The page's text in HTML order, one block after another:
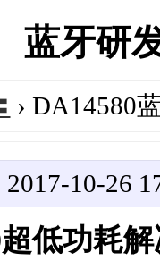
蓝牙研
› DA14580
10-26
低功耗